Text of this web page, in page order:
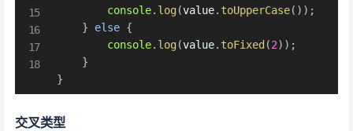
console. log (value. toUpperCase( ) ) ;
}
else {
console. log (value. toFixed (2) ) ;
}
}
交叉类型